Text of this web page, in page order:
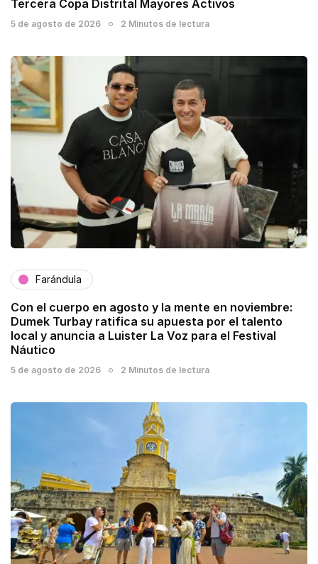
Tercera Copa Distrital Mayores Activos
5 de agosto de 2026 2 Minutos de lectura
Farándula
Con el cuerpo en agosto y la mente en noviembre:
Dumek Turbay ratifica su apuesta por el talento
local y anuncia a Luister La Voz para el Festival
Náutico
5 de agosto de 2026 2 Minutos de lectura